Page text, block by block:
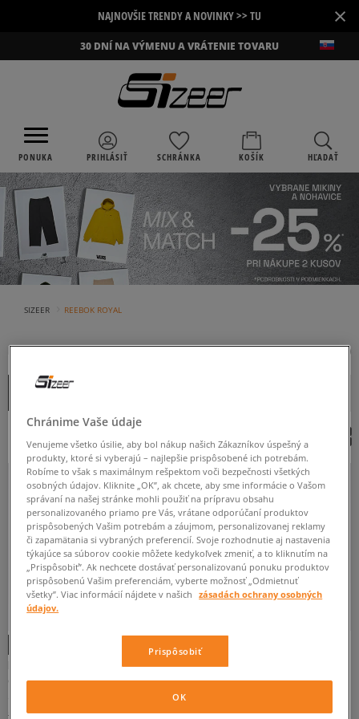
NAJNOVŠIE TRENDY A NOVINKY >> TU ×
30 DNÍ NA VÝMENU A VRÁTENIE TOVARU
PONUKA PRIHLÁSIŤ SCHRÁNKA KOŠÍK HĽADAŤ
SIZEER REEBOK ROYAL
REEBOK ROYAL (2)
ROZBALIŤ FILTRE
OD
DETSKÉ
21 22 23,5 26,5
REEBOK ROYAL CL JOG 3.0
detské
19 € -najnižšia cena
REEBOK ROYAL CL JOG 3.0
detské
14 €
19 €-najnižšia cena
Chránime Vaše údaje
Venujeme všetko úsilie, aby bol nákup našich Zákazníkov úspešný a
produkty, ktoré si vyberajú – najlepšie prispôsobené ich potrebám.
Robíme to však s maximálnym rešpektom voči bezpečnosti všetkých
osobných údajov. Kliknite „OK”, ak chcete, aby sme informácie o Vašom
správaní na našej stránke mohli použiť na prípravu obsahu
personalizovaného priamo pre Vás, vrátane odporúčaní produktov
prispôsobených Vašim potrebám a záujmom, personalizovanej reklamy
či zapamätania si vybraných preferencií. Svoje rozhodnutie aj nastavenia
týkajúce sa súborov cookie môžete kedykoľvek zmeniť, a to kliknutím na
„Prispôsobiť”. Ak nechcete dostávať personalizovanú ponuku produktov
prispôsobenú Vašim preferenciám, vyberte možnosť „Odmietnuť
všetky”. Viac informácií nájdete v našich
zásadách ochrany osobných
údajov.
Prispôsobiť
OK